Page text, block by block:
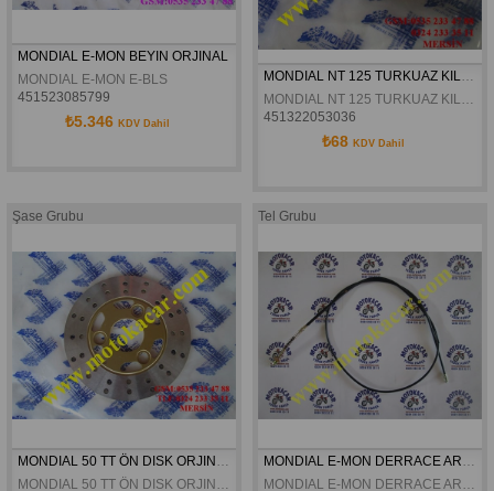
MONDIAL E-MON BEYIN ORJINAL
MONDIAL E-MON E-BLS
E-CLS E-DRR E-MCH E-RVN E-TRN BEYIN ORJINAL
451523085799
₺5.346 KDV Dahil
451322053036
₺68 KDV Dahil
Şase Grubu Tel Grubu